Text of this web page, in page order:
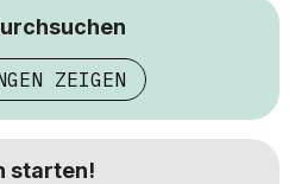
ZEIGEN
starten!